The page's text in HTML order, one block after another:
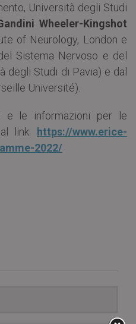
Università degli Studi
Wheeler-Kingshot
of Neurology, London e
Sistema Nervoso e del
degli Studi di Pavia) e dal
Université).
e le informazioni per le
link: https://www.erice-
2022/